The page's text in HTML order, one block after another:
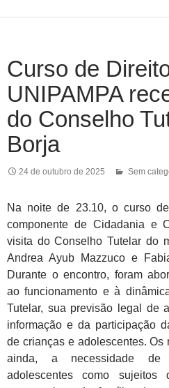
Curso de
UNIPAMPA
do Conselho
Borja
24 de outubro de 2025 Sem
Na noite de 23.10, o curso
componente de Cidadania e
visita do Conselho Tutelar do
Andrea Ayub Mazzuco e
Durante o encontro, foram
ao funcionamento e à
Tutelar, sua previsão legal de
informação e da participação
de crianças e adolescentes. Os
ainda, a necessidade de
adolescentes como sujeitos